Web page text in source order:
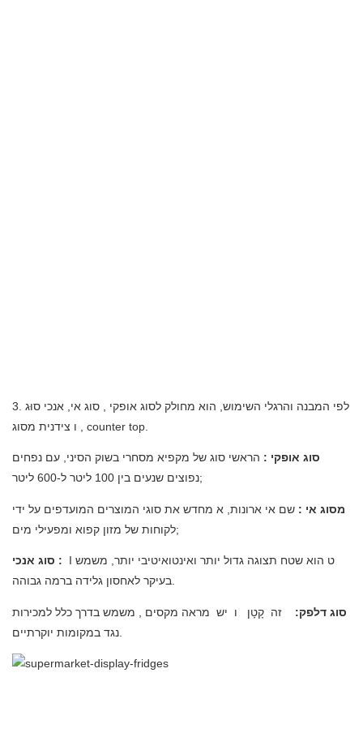
3. לפי המבנה והרגלי השימוש, הוא מחולק לסוג אופקי , סוג אי, אנכי סוּג
, ו
צידנית מסוג counter top.
סוג אופקי : הראשי סוג של מקפיא מסחרי בשוק הסיני, עם נפחים
נפוצים שנעים בין 100 ליטר ל-600 ליטר;
מסוג אי : שם אי ארונות, א מחדש את סוגי המוצרים המועדפים על ידי
לקוחות של מזון קפוא ומפעילי מים;
: I ט הוא שטח תצוגה גדול יותר ואינטואיטיבי יותר, משמש
בעיקר לאחסון גלידה ברמה גבוהה.
סוג דלפק: זה קָטָן ו יש מראה מקסים
, משמש בדרך כלל למכירות